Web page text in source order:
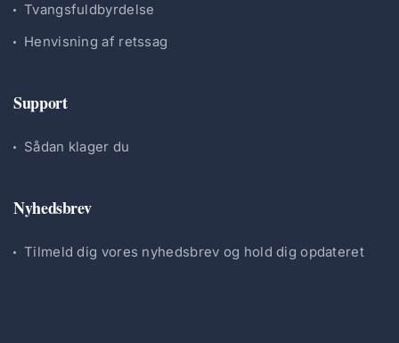
Tvangsfuldbyrdelse
Henvisning af retssag
Support
Sådan klager du
Nyhedsbrev
Tilmeld dig vores nyhedsbrev og hold dig opdateret